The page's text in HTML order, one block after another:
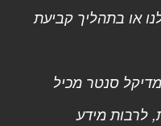
או בתהליך קביעת
סנטר מכיל
לרבות מידע